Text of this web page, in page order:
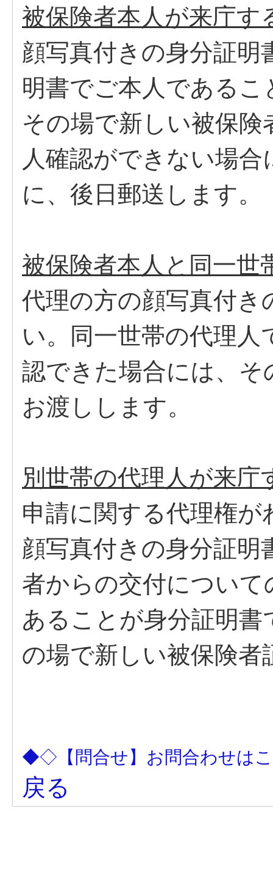
被保険者本人が来庁す
顔写真付きの身分証
明書でご本人である
その場で新しい被保
人確認ができない場
に、後日郵送します。
被保険者本人と同一世
代理の方の顔写真付き
い。同一世帯の代理
認できた場合には、
お渡しします。
別世帯の代理人が来庁
申請に関する代理権
顔写真付きの身分証
者からの交付につい
あることが身分証明
の場で新しい被保険
◆◇【問合せ】お問合わせは
戻る